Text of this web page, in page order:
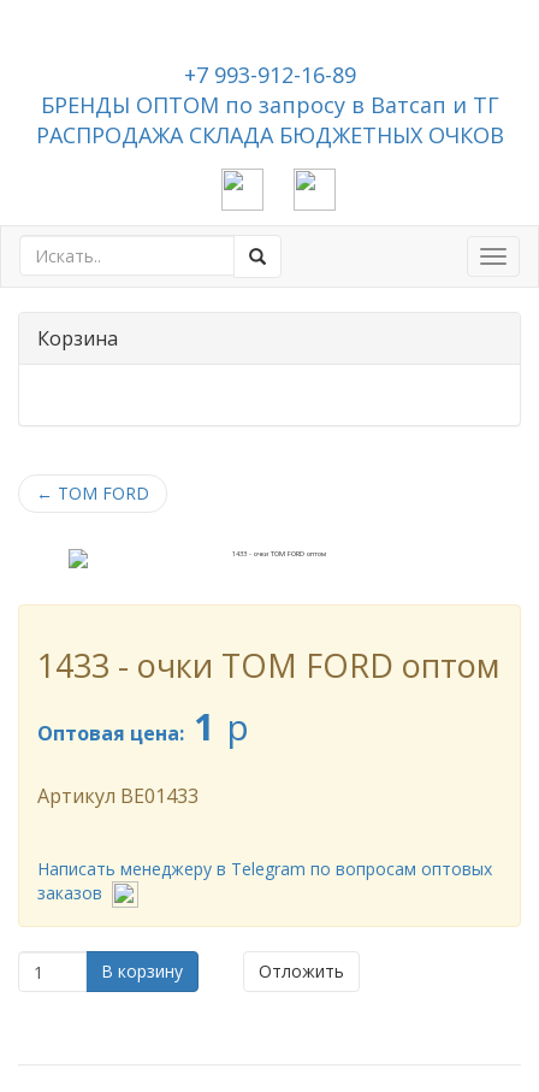
+7 993-912-16-89
БРЕНДЫ ОПТОМ по запросу в Ватсап и ТГ
РАСПРОДАЖА СКЛАДА БЮДЖЕТНЫХ ОЧКОВ
Корзина
← TOM FORD
1433 - очки TOM FORD оптом
Оптовая цена: 1 p
Артикул BE01433
Написать менеджеру в Telegram по вопросам оптовых
заказов
В корзину Отложить